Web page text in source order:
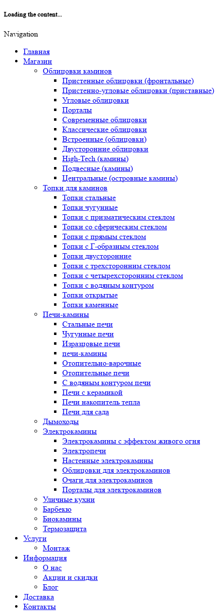
Loading the content...
Navigation
Главная
Магазин
Облицовки каминов
Пристенные облицовки (фронтальные)
Пристенно-угловые облицовки (приставные)
Угловые облицовки
Порталы
Современные облицовки
Классические облицовки
Встроенные (облицовки)
Двусторонние облицовки
High-Tech (камины)
Подвесные (камины)
Центральные (островные камины)
Топки для каминов
Топки стальные
Топки чугунные
Топки с призматическим стеклом
Топки со сферическим стеклом
Топки с прямым стеклом
Топки с Г-образным стеклом
Топки двусторонние
Топки с трехсторонним стеклом
Топки с четырехсторонним стеклом
Топки с водяным контуром
Топки открытые
Топки каменные
Печи-камины
Стальные печи
Чугунные печи
Изразцовые печи
печи-камины
Отопительно-варочные
Отопительные печи
С водяным контуром печи
Печи с керамикой
Печи накопитель тепла
Печи для сада
Дымоходы
Электрокамины
Электрокамины с эффектом живого огня
Электропечи
Настенные электрокамины
Облицовки для электрокаминов
Очаги для электрокаминов
Порталы для электрокаминов
Уличные кухни
Барбекю
Биокамины
Термозащита
Услуги
Монтаж
Информация
О нас
Акции и скидки
Блог
Доставка
Контакты